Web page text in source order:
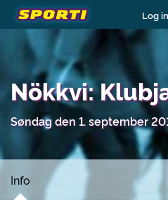
Log
Nökkvi:
Søndag den 1. september
Info